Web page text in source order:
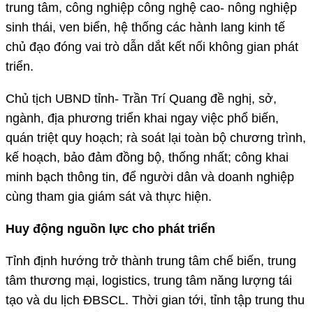
trung tâm, công nghiệp công nghệ cao- nông nghiệp
sinh thái, ven biển, hệ thống các hành lang kinh tế
chủ đạo đóng vai trò dẫn dắt kết nối không gian phát
triển.
Chủ tịch UBND tỉnh- Trần Trí Quang đề nghị, sở,
ngành, địa phương triển khai ngay việc phổ biến,
quán triệt quy hoạch; rà soát lại toàn bộ chương trình,
kế hoạch, bảo đảm đồng bộ, thống nhất; công khai
minh bạch thông tin, để người dân và doanh nghiệp
cùng tham gia giám sát và thực hiện.
Huy động nguồn lực cho phát triển
Tỉnh định hướng trở thành trung tâm chế biến, trung
tâm thương mại, logistics, trung tâm năng lượng tái
tạo và du lịch ĐBSCL. Thời gian tới, tỉnh tập trung thu